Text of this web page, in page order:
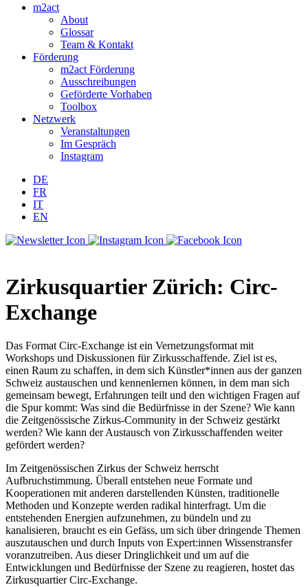
m2act
About
Glossar
Team & Kontakt
Förderung
m2act Förderung
Ausschreibungen
Geförderte Vorhaben
Toolbox
Netzwerk
Veranstaltungen
Im Gespräch
Instagram
DE
FR
IT
EN
Zirkusquartier Zürich: Circ-
Exchange
Das Format Circ-Exchange ist ein Vernetzungsformat mit
Workshops und Diskussionen für Zirkusschaffende. Ziel ist es,
einen Raum zu schaffen, in dem sich Künstler*innen aus der ganzen
Schweiz austauschen und kennenlernen können, in dem man sich
gemeinsam bewegt, Erfahrungen teilt und den wichtigen Fragen auf
die Spur kommt: Was sind die Bedürfnisse in der Szene? Wie kann
die Zeitgenössische Zirkus-Community in der Schweiz gestärkt
werden? Wie kann der Austausch von Zirkusschaffenden weiter
gefördert werden?
Im Zeitgenössischen Zirkus der Schweiz herrscht
Aufbruchstimmung. Überall entstehen neue Formate und
Kooperationen mit anderen darstellenden Künsten, traditionelle
Methoden und Konzepte werden radikal hinterfragt. Um die
entstehenden Energien aufzunehmen, zu bündeln und zu
kanalisieren, braucht es ein Gefäss, um sich über dringende Themen
auszutauschen und durch Inputs von Expert:innen Wissenstransfer
voranzutreiben. Aus dieser Dringlichkeit und um auf die
Entwicklungen und Bedürfnisse der Szene zu reagieren, hostet das
Zirkusquartier Circ-Exchange.